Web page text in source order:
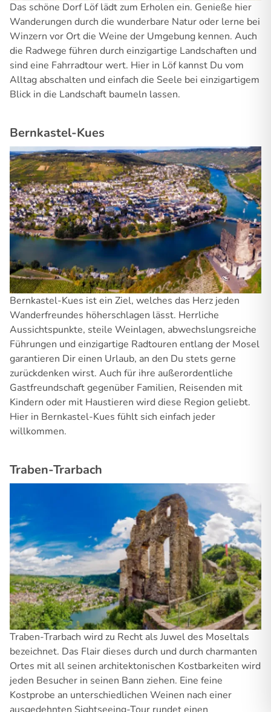
Das schöne Dorf Löf lädt zum Erholen ein. Genieße hier
Wanderungen durch die wunderbare Natur oder lerne bei
Winzern vor Ort die Weine der Umgebung kennen. Auch
die Radwege führen durch einzigartige Landschaften und
sind eine Fahrradtour wert. Hier in Löf kannst Du vom
Alltag abschalten und einfach die Seele bei einzigartigem
Blick in die Landschaft baumeln lassen.
Bernkastel-Kues
Bernkastel-Kues ist ein Ziel, welches das Herz jeden
Wanderfreundes höherschlagen lässt. Herrliche
Aussichtspunkte, steile Weinlagen, abwechslungsreiche
Führungen und einzigartige Radtouren entlang der Mosel
garantieren Dir einen Urlaub, an den Du stets gerne
zurückdenken wirst. Auch für ihre außerordentliche
Gastfreundschaft gegenüber Familien, Reisenden mit
Kindern oder mit Haustieren wird diese Region geliebt.
Hier in Bernkastel-Kues fühlt sich einfach jeder
willkommen.
Traben-Trarbach
Traben-Trarbach wird zu Recht als Juwel des Moseltals
bezeichnet. Das Flair dieses durch und durch charmanten
Ortes mit all seinen architektonischen Kostbarkeiten wird
jeden Besucher in seinen Bann ziehen. Eine feine
Kostprobe an unterschiedlichen Weinen nach einer